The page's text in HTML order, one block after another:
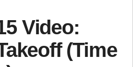
Video:
(Time